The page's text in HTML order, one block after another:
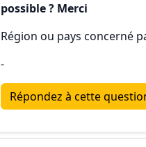
possible ? Merci
Région ou pays concerné
-
Répondez à cette